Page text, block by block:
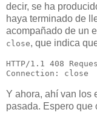
decir, se ha
haya terminado de
acompañado de un
close, que indica
HTTP/1.1 408
Y ahora, ahí van los
pasada. Espero que